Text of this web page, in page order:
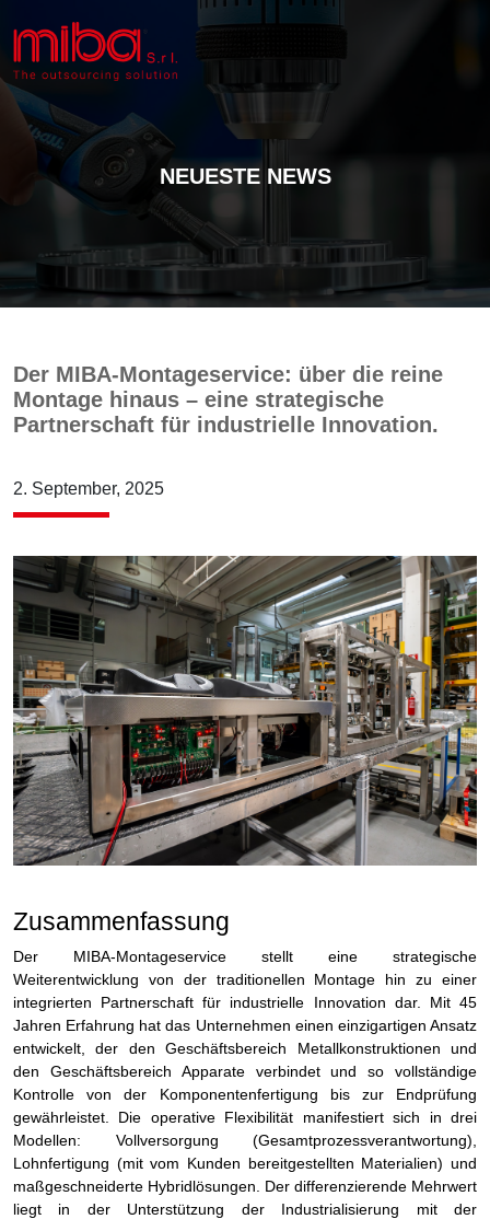
NEUESTE NEWS
Der MIBA-Montageservice: über die reine
Montage hinaus – eine strategische
Partnerschaft für industrielle Innovation.
2. September, 2025
Zusammenfassung
Der MIBA-Montageservice stellt eine strategische
Weiterentwicklung von der traditionellen Montage hin zu einer
integrierten Partnerschaft für industrielle Innovation dar. Mit 45
Jahren Erfahrung hat das Unternehmen einen einzigartigen Ansatz
entwickelt, der den Geschäftsbereich Metallkonstruktionen und
den Geschäftsbereich Apparate verbindet und so vollständige
Kontrolle von der Komponentenfertigung bis zur Endprüfung
gewährleistet. Die operative Flexibilität manifestiert sich in drei
Modellen: Vollversorgung (Gesamtprozessverantwortung),
Lohnfertigung (mit vom Kunden bereitgestellten Materialien) und
maßgeschneiderte Hybridlösungen. Der differenzierende Mehrwert
liegt in der Unterstützung der Industrialisierung mit der